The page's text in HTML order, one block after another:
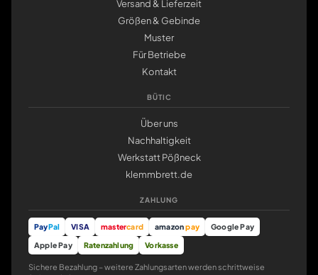
Versand & Lieferzeit
Größen & Gebinde
Muster
Für Betriebe
Kontakt
BÜTIC
Über uns
Nachhaltigkeit
Werkstatt Pößneck
klemmbrett.de
ZAHLUNG
PayPal VISA mastercard amazonpay
Google Pay
Apple Pay
Ratenzahlung Vorkasse
Sichere Bezahlung – weitere Zahlungsarten werden schrittweise